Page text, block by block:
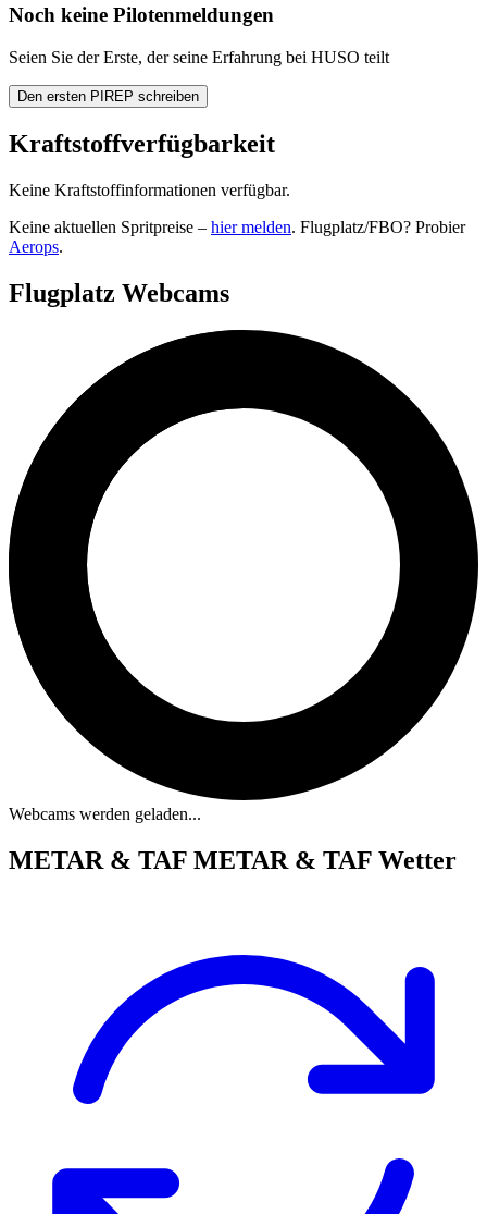
Noch keine Pilotenmeldungen
Seien Sie der Erste, der seine Erfahrung bei HUSO teilt
Den ersten PIREP schreiben
Kraftstoffverfügbarkeit
Keine Kraftstoffinformationen verfügbar.
Keine aktuellen Spritpreise – hier melden. Flugplatz/FBO? Probier
Aerops.
Flugplatz Webcams
Webcams werden geladen...
METAR & TAF METAR & TAF Wetter